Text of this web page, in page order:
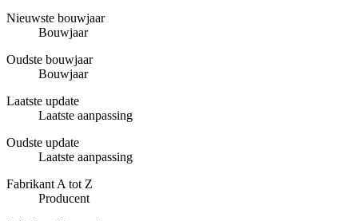
Nieuwste bouwjaar
Bouwjaar
Oudste bouwjaar
Bouwjaar
Laatste update
Laatste aanpassing
Oudste update
Laatste aanpassing
Fabrikant A tot Z
Producent